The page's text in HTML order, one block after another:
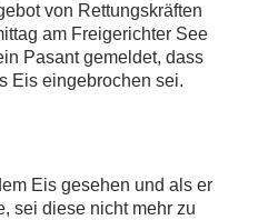
von Rettungskräften
am Freigerichter See
Pasant gemeldet, dass
Eis eingebrochen sei.
Eis gesehen und als er
sei diese nicht mehr zu